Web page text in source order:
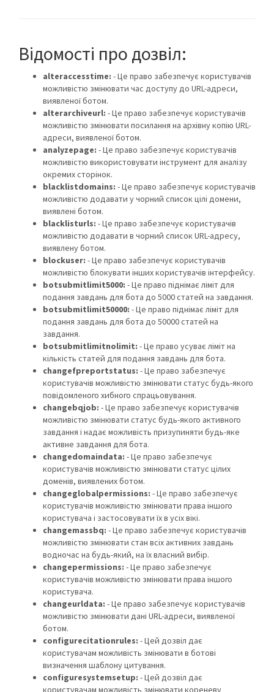
Відомості про дозвіл:
alteraccesstime: - Це право забезпечує користувачів
можливістю змінювати час доступу до URL-адреси,
виявленої ботом.
alterarchiveurl: - Це право забезпечує користувачів
можливістю змінювати посилання на архівну копію URL-
адреси, виявленої ботом.
analyzepage: - Це право забезпечує користувачів
можливістю використовувати інструмент для аналізу
окремих сторінок.
blacklistdomains: - Це право забезпечує користувачів
можливістю додавати у чорний список цілі домени,
виявлені ботом.
blacklisturls: - Це право забезпечує користувачів
можливістю додавати в чорний список URL-адресу,
виявлену ботом.
blockuser: - Це право забезпечує користувачів
можливістю блокувати інших користувачів інтерфейсу.
botsubmitlimit5000: - Це право піднімає ліміт для
подання завдань для бота до 5000 статей на завдання.
botsubmitlimit50000: - Це право піднімає ліміт для
подання завдань для бота до 50000 статей на
завдання.
botsubmitlimitnolimit: - Це право усуває ліміт на
кількість статей для подання завдань для бота.
changefpreportstatus: - Це право забезпечує
користувачів можливістю змінювати статус будь-якого
повідомленого хибного спрацьовування.
changebqjob: - Це право забезпечує користувачів
можливістю змінювати статус будь-якого активного
завдання і надає можливість призупиняти будь-яке
активне завдання для бота.
changedomaindata: - Це право забезпечує
користувачів можливістю змінювати статус цілих
доменів, виявлених ботом.
changeglobalpermissions: - Це право забезпечує
користувачів можливістю змінювати права іншого
користувача і застосовувати їх в усіх вікі.
changemassbq: - Це право забезпечує користувачів
можливістю змінювати стан всіх активних завдань
водночас на будь-який, на їх власний вибір.
changepermissions: - Це право забезпечує
користувачів можливістю змінювати права іншого
користувача.
changeurldata: - Це право забезпечує користувачів
можливістю змінювати дані URL-адреси, виявленої
ботом.
configurecitationrules: - Цей дозвіл дає
користувачам можливість змінювати в ботові
визначення шаблону цитування.
configuresystemsetup: - Цей дозвіл дає
користувачам можливість змінювати кореневу